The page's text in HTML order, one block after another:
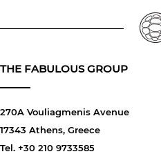
THE FABULOUS GROUP
270A Vouliagmenis Avenue
17343 Athens, Greece
Tel. +30 210 9733585